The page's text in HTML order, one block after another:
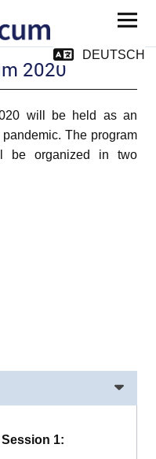
DEUTSCH
2020
will be held as an
The program
be organized in two
Session 1: